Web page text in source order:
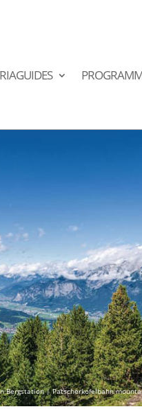
Bergstation | Patscherkofelbahn